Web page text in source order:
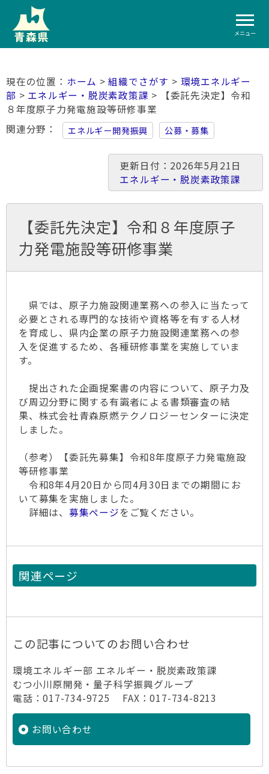
メニュー
ホーム >組織でさがす > 環境エネルギー
部 > エネルギー・脱炭素政策課 > 【委託先決定】令和
８年度原子力発電施設等研修事業
関連分野
エネルギー開発振興 公募・募集
更新日付：2026年5月21日
エネルギー・脱炭素政策課
【委託先決定】令和８年度原子
力発電施設等研修事業
県では、原子力施設関連業務への参入に当たって
必要とされる専門的な技術や資格等を有する人材
を育成し、県内企業の原子力施設関連業務への参
入を促進するため、各種研修事業を実施していま
す。
提出された企画提案書の内容について、原子力及
び周辺分野に関する有識者による書類審査の結
果、株式会社青森原燃テクノロジーセンターに決定
しました。
（参考）【委託先募集】令和8年度原子力発電施設
等研修事業
令和8年4月20日から同4月30日までの期間にお
いて募集を実施しました。
詳細は、 募集ページをご覧ください。
関連ページ
この記事についてのお問い合わせ
環境エネルギー部 エネルギー・脱炭素政策課
むつ小川原開発・量子科学振興グループ
電話：017-734-9725 FAX：017-734-8213
お問い合わせ